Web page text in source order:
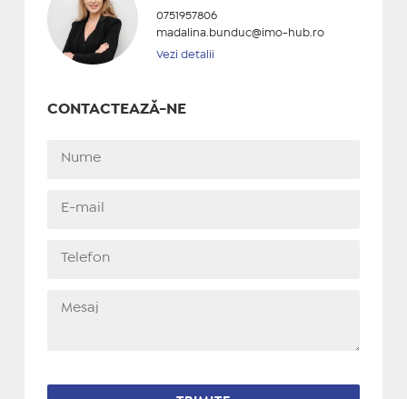
0751957806
madalina.bunduc@imo-hub.ro
Vezi detalii
CONTACTEAZĂ-NE